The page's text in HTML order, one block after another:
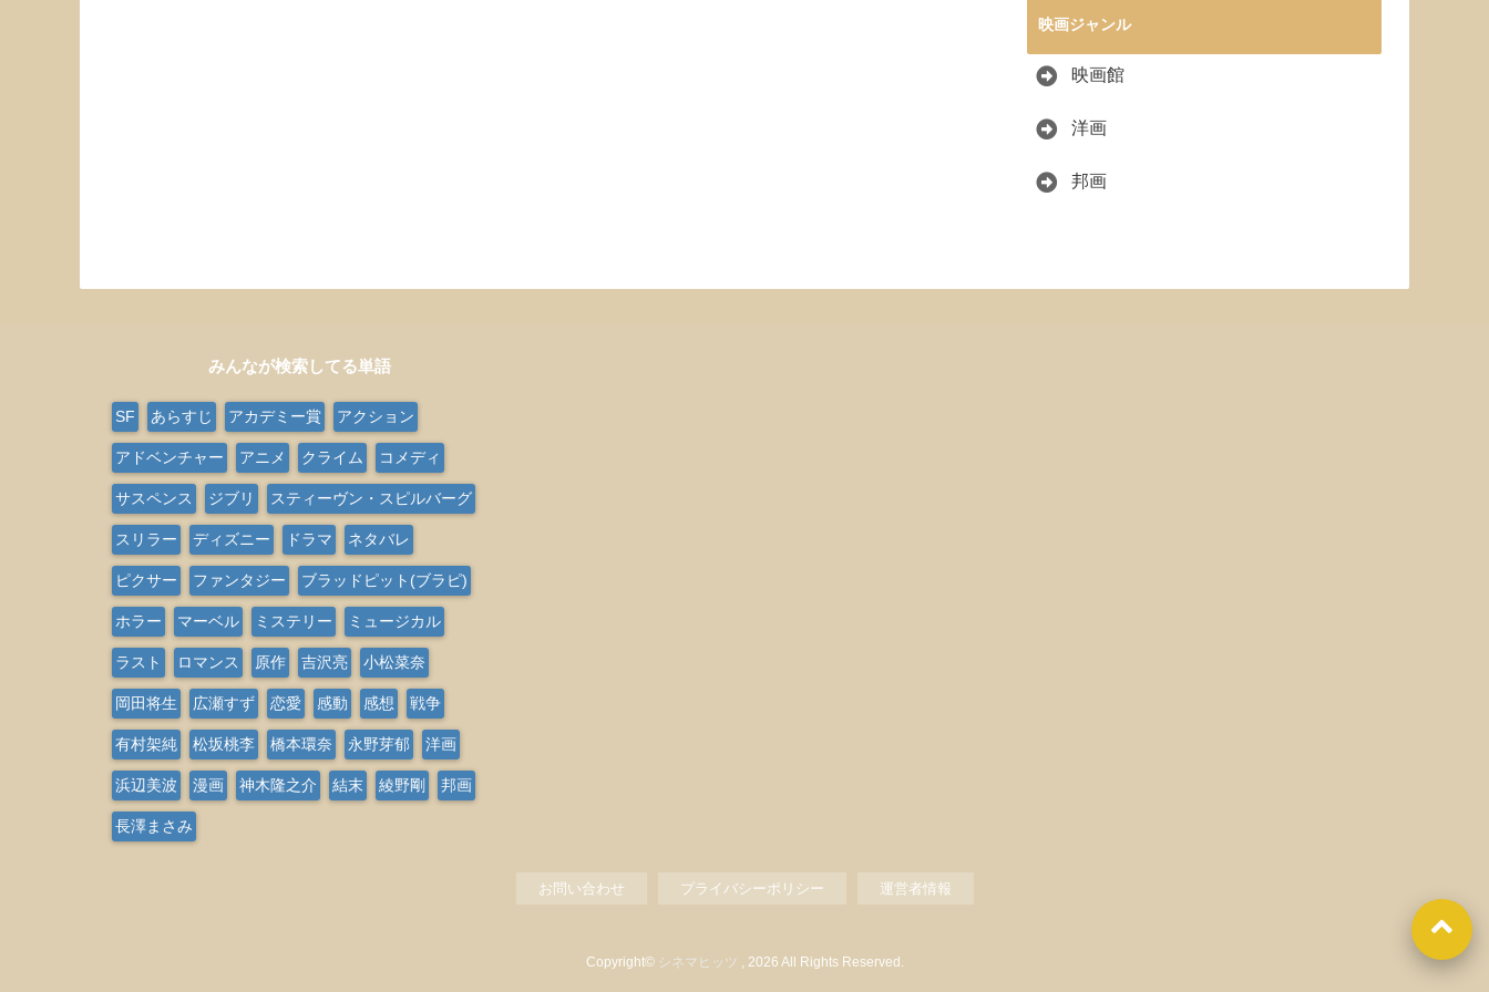
映画ジャンル
映画館
洋画
邦画
みんなが検索してる単語
SF あらすじ アカデミー賞 アクション
アドベンチャー アニメ クライム コメディ
サスペンス ジブリ スティーヴン・スピルバーグ
スリラー ディズニー ドラマ ネタバレ
ピクサー ファンタジー ブラッドピット(ブラピ)
ホラー マーベル ミステリー ミュージカル
ラスト ロマンス 原作 吉沢亮 小松菜奈
岡田将生 広瀬すず 恋愛 感動 感想 戦争
有村架純 松坂桃李 橋本環奈 永野芽郁 洋画
浜辺美波 漫画 神木隆之介 結末 綾野剛 邦画
長澤まさみ
お問い合わせ プライバシーポリシー 運営者情報
Copyright© シネマヒッツ , 2026 All Rights Reserved.